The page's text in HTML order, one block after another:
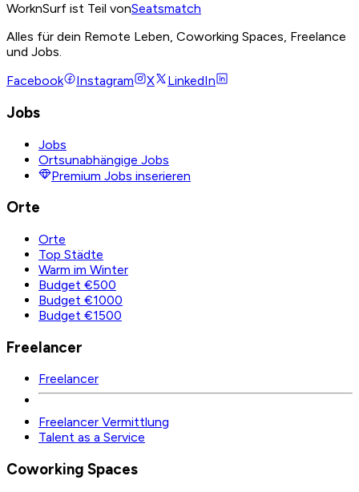
WorknSurf ist Teil vonSeatsmatch
Alles für dein Remote Leben, Coworking Spaces, Freelance
und Jobs.
Facebook
Instagram X LinkedIn
Jobs
Jobs
Ortsunabhängige Jobs
Premium Jobs inserieren
Orte
Orte
Top Städte
Warm im Winter
Budget €500
Budget €1000
Budget €1500
Freelancer
Freelancer
Freelancer Vermittlung
Talent as a Service
Coworking Spaces